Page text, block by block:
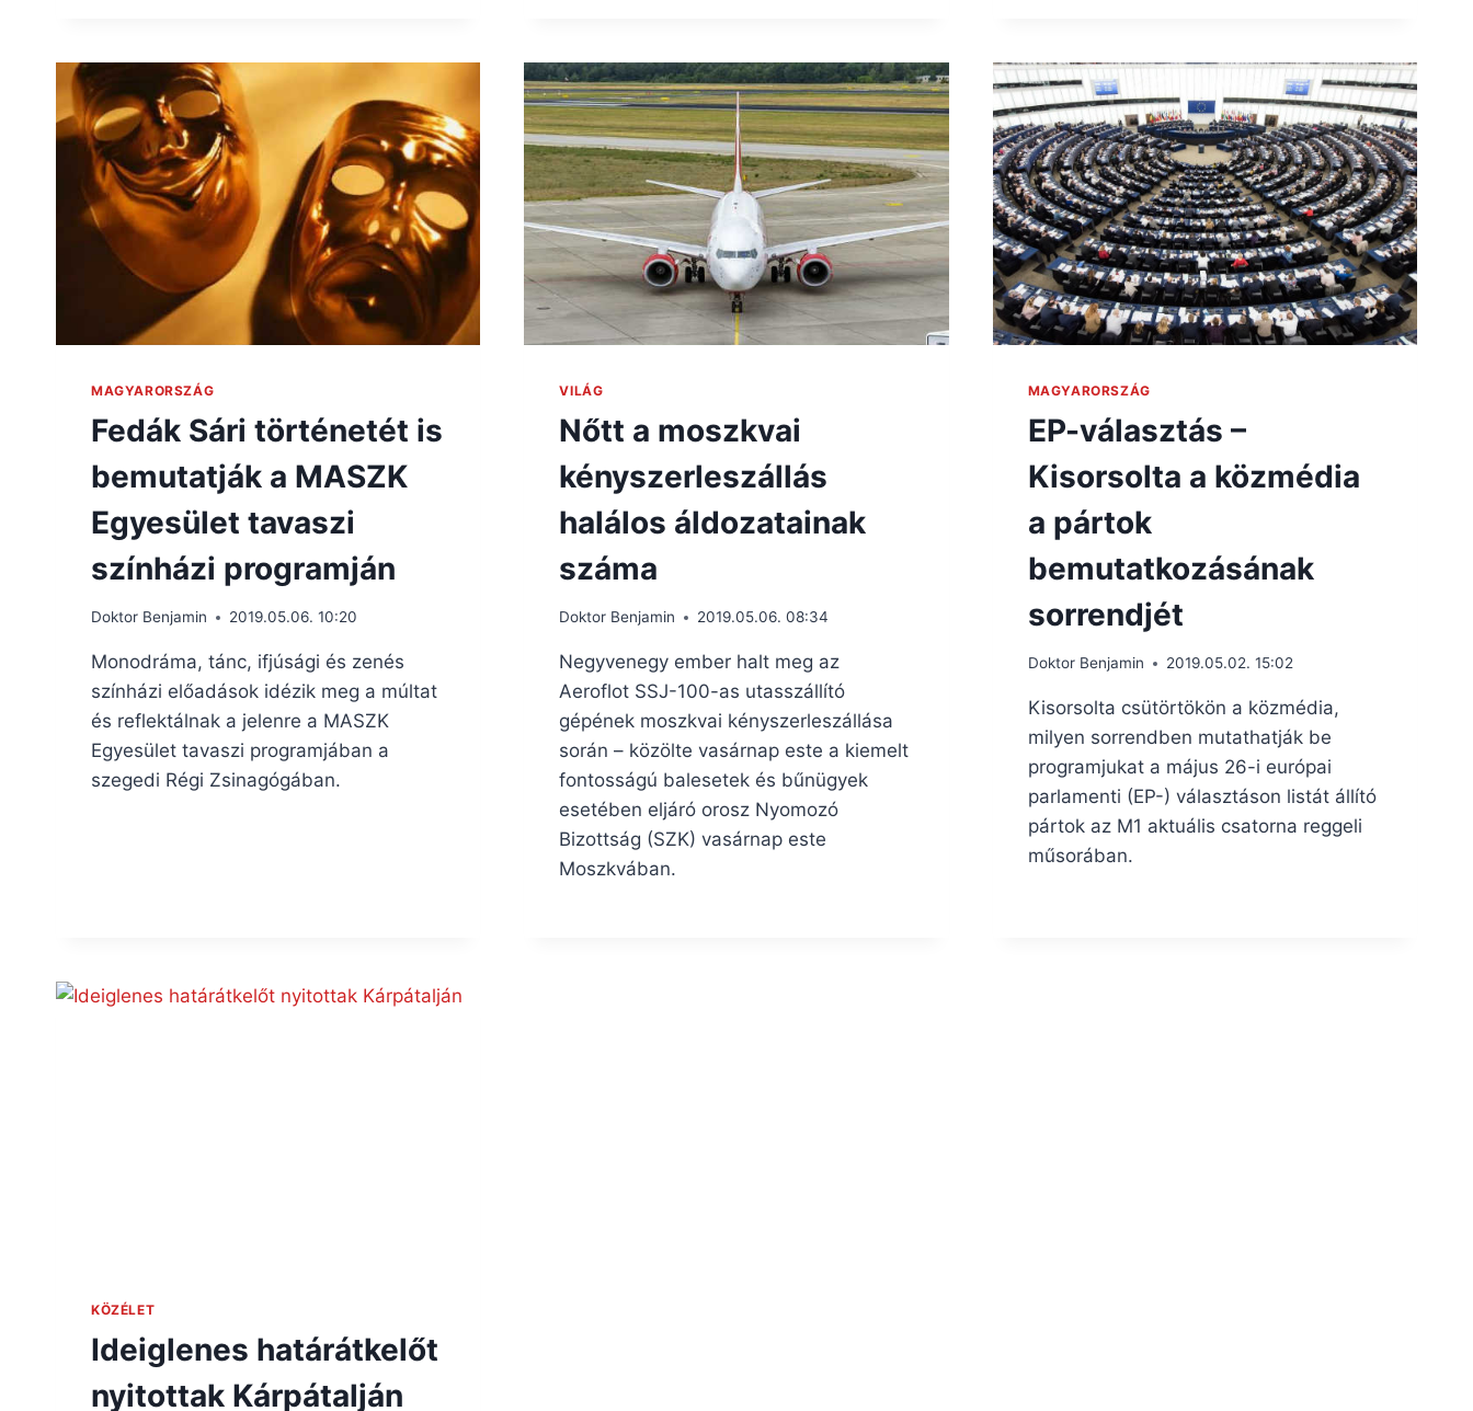
MAGYARORSZÁG
Fedák Sári történetét is
bemutatják a MASZK
Egyesület tavaszi
színházi programján
Doktor Benjamin 2019.05.06. 10:20
Monodráma, tánc, ifjúsági és zenés
színházi előadások idézik meg a múltat
és reflektálnak a jelenre a MASZK
Egyesület tavaszi programjában a
szegedi Régi Zsinagógában.
VILÁG
Nőtt a moszkvai
kényszerleszállás
halálos áldozatainak
száma
Doktor Benjamin 2019.05.06. 08:34
Negyvenegy ember halt meg az
Aeroflot SSJ-100-as utasszállító
gépének moszkvai kényszerleszállása
során – közölte vasárnap este a kiemelt
fontosságú balesetek és bűnügyek
esetében eljáró orosz Nyomozó
Bizottság (SZK) vasárnap este
Moszkvában.
MAGYARORSZÁG
EP-választás –
Kisorsolta a közmédia
a pártok
bemutatkozásának
sorrendjét
Doktor Benjamin 2019.05.02. 15:02
Kisorsolta csütörtökön a közmédia,
milyen sorrendben mutathatják be
programjukat a május 26-i európai
parlamenti (EP-) választáson listát állító
pártok az M1 aktuális csatorna reggeli
műsorában.
KÖZÉLET
Ideiglenes határátkelőt
nyitottak Kárpátalján